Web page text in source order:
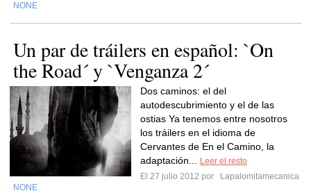
NONE
Un par de tráilers en español: `On
the Road´ y `Venganza 2´
Dos caminos: el del
autodescubrimiento y el de las
ostias Ya tenemos entre nosotros
los tráilers en el idioma de
Cervantes de En el Camino, la
adaptación...
Leer el resto
El 27 julio 2012 por
Lapalomitamecanica
NONE